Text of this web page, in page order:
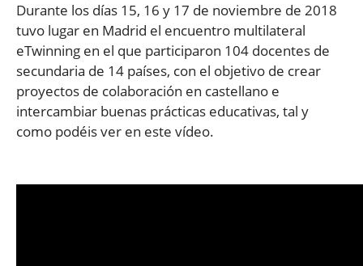
Durante los días 15, 16 y 17 de noviembre de 2018
tuvo lugar en Madrid el encuentro multilateral
eTwinning en el que participaron 104 docentes de
secundaria de 14 países, con el objetivo de crear
proyectos de colaboración en castellano e
intercambiar buenas prácticas educativas, tal y
como podéis ver en este vídeo.